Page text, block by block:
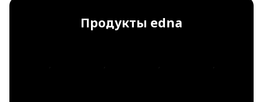
Продукты edna